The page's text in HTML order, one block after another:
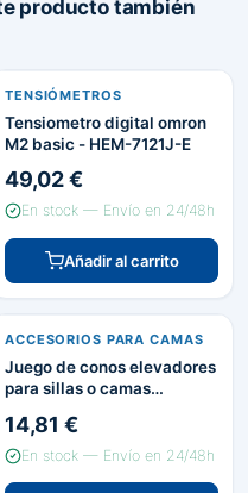
producto también
TENSIÓMETROS
Tensiometro digital omron
M2 basic - HEM-7121J-E
49,02 €
En stock — Envío en 24/48h
Añadir al carrito
ACCESORIOS PARA CAMAS
Juego de conos elevadores
para sillas o camas
14,81 €
En stock — Envío en 24/48h